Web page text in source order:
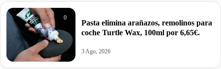
0
Pasta elimina arañazos, remolinos para
coche Turtle Wax, 100ml por 6,65€.
3 Ago, 2026